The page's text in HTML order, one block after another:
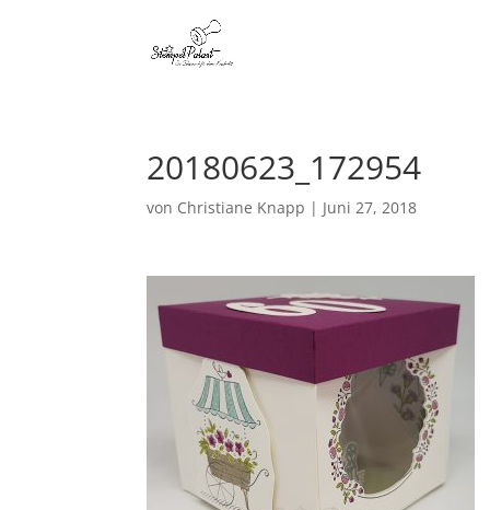
20180623_172954
von Christiane Knapp | Juni 27, 2018